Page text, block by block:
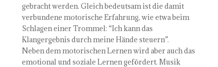
gebracht werden. Gleich bedeutsam ist die damit
verbundene motorische Erfahrung, wie etwa beim
Schlagen einer Trommel: “Ich kann das
Klangergebnis durch meine Hände steuern”.
Neben dem motorischen Lernen wird aber auch das
emotional und soziale Lernen gefördert. Musik